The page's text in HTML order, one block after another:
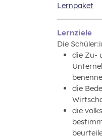
Lernpaket
Lernziele
Die
die Zu-
die
die